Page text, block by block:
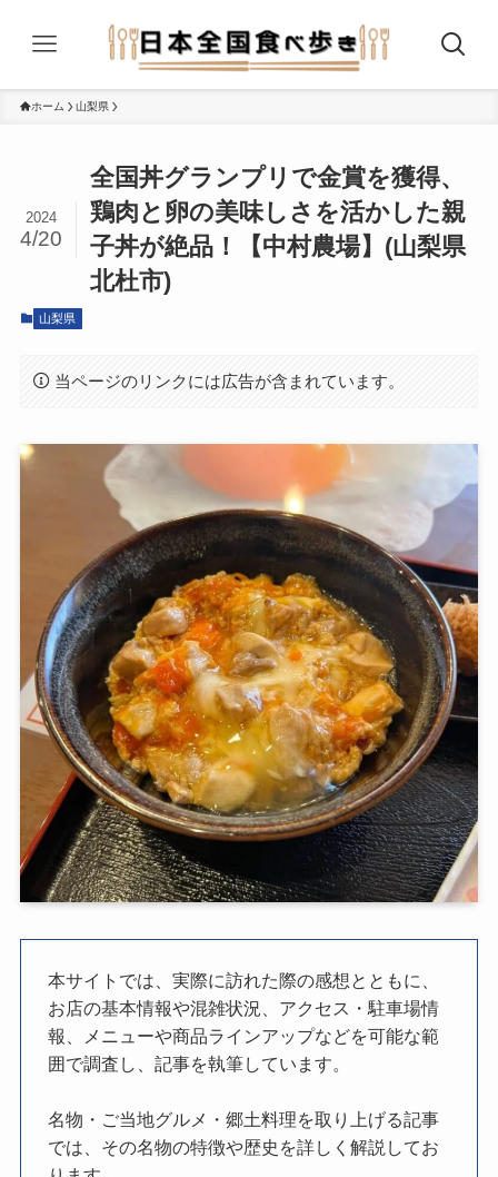
ホーム 山梨県
全国丼グランプリで金賞を獲得、
鶏肉と卵の美味しさを活かした親
子丼が絶品！【中村農場】(山梨県
北杜市)
2024
4/20
山梨県
当ページのリンクには広告が含まれています。
本サイトでは、実際に訪れた際の感想とともに、
お店の基本情報や混雑状況、アクセス・駐車場情
報、メニューや商品ラインアップなどを可能な範
囲で調査し、記事を執筆しています。
名物・ご当地グルメ・郷土料理を取り上げる記事
では、その名物の特徴や歴史を詳しく解説してお